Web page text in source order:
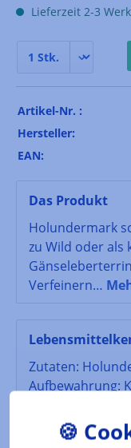
Lieferzeit 2-3
Artikel-Nr. :
Hersteller:
EAN:
Das Produkt
Holundermark
zu Wild oder als
Verfeinern…
Zutaten:
Aufbewahrung: